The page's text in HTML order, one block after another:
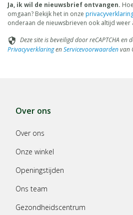
Ja, ik wil de nieuwsbrief ontvangen.
omgaan? Bekijk het in onze
onderaan de nieuwsbrieven ook altijd
security Deze site is beveiligd door reCAPTCHA en
PrivacyverklaringenServicevoorwaardenvan
Over ons
Over ons
Onze winkel
Openingstijden
Ons team
Gezondheidscentrum